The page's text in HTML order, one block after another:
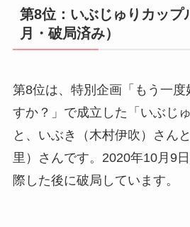
第8位：いぶじゅりカップ
月・破局済み）
第8位は、特別企画「もう一
すか？」で成立した「いぶじ
と、いぶき（木村伊吹）さん
里）さんです。2020年10月9
際した後に破局しています。